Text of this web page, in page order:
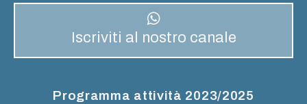
Iscriviti al nostro canale
Programma attività 2023/2025